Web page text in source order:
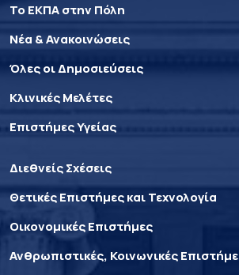
Το ΕΚΠΑ στην Πόλη
Νέα & Ανακοινώσεις
Όλες οι Δημοσιεύσεις
Κλινικές Μελέτες
Επιστήμες Υγείας
Διεθνείς Σχέσεις
Θετικές Επιστήμες και Τεχνολογία
Οικονομικές Επιστήμες
Ανθρωπιστικές, Κοινωνικές